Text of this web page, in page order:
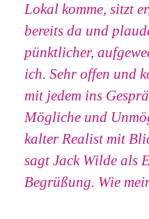
Lokal komme, sitzt
bereits da und
pünktlicher,
ich. Sehr offen und
mit jedem ins
Mögliche und
kalter Realist mit
sagt Jack Wilde als
Begrüßung. Wie